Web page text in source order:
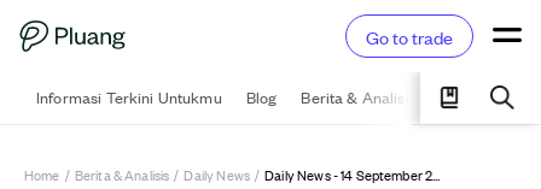
Go to trade
Informasi Terkini Untukmu Blog Berita & Analisis Pelajari
Home / Berita & Analisis / Daily News / Daily News - 14 September 2023